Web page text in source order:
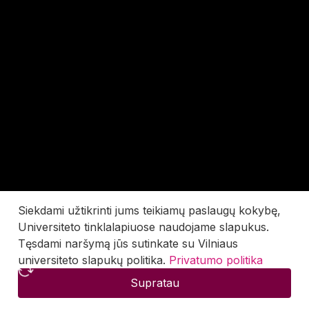
Siekdami užtikrinti jums teikiamų paslaugų kokybę,
Universiteto tinklalapiuose naudojame slapukus.
Tęsdami naršymą jūs sutinkate su Vilniaus
universiteto slapukų politika. Privatumo politika
Supratau